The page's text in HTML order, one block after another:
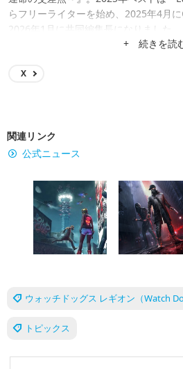
らフリーライターを始め、2025年4月
2026年1月に共同編集長になりました。
+ 続きを読
X
関連リンク
公式ニュース
ウォッチドッグス レギオン（Watch
トピックス